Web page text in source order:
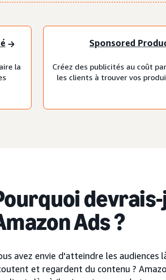
la
Sponsored
Créez des publicités au coût
les clients à trouver vos
Ads ?
avez envie d'atteindre les
et regardent du contenu ?